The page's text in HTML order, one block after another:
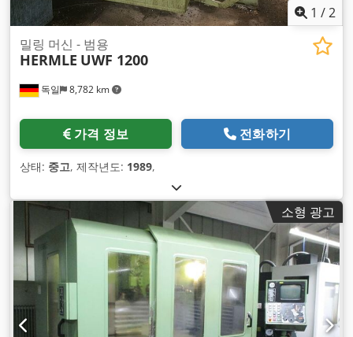
1 /2
독일 8,782 km
밀링 머신 - 범용
HERMLE UWF 1200
가격 정보 전화하기
상태: 중고, 제작년도: 1989,
소형 광고